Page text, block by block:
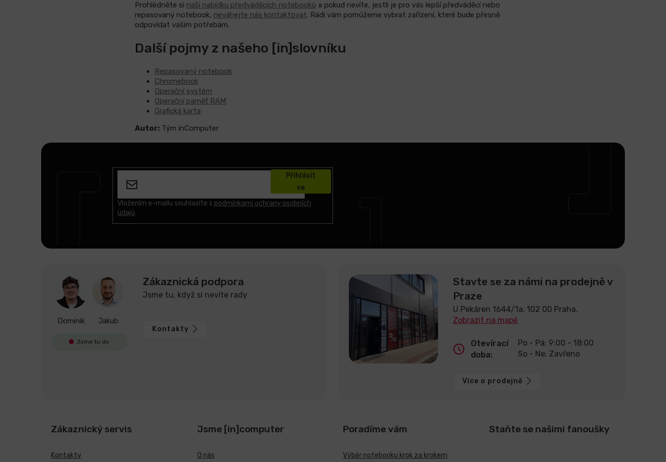
Prohlédněte si naši nabídku předváděcích notebooků a pokud nevíte, jestli je pro vás lepší předváděcí nebo
repasovaný notebook, neváhejte nás kontaktovat. Rádi vám pomůžeme vybrat zařízení, které bude přesně
odpovídat vašim potřebám.
Další pojmy z našeho [in]slovníku
Repasovaný notebook
Chromebook
Operační systém
Operační paměť RAM
Grafická karta
Autor: Tým inComputer
Vložením e-mailu souhlasíte s podmínkami ochrany osobních
údajů
Přihlásit
se
Dominik Jakub
Jsme tu do
Zákaznická podpora
Jsme tu, když si nevíte rady
Kontakty
Stavte se za námi na prodejně v
Praze
U Pekáren 1644/1a, 102 00 Praha.
Zobrazit na mapě
Otevírací
doba:
Po - Pá: 9:00 - 18:00
So - Ne: Zavřeno
Více o prodejně
Zákaznický servis
Kontakty
Jsme [in]computer
O nás
Poradíme vám
Výběr notebooku krok za krokem
Staňte se našimi fanoušky